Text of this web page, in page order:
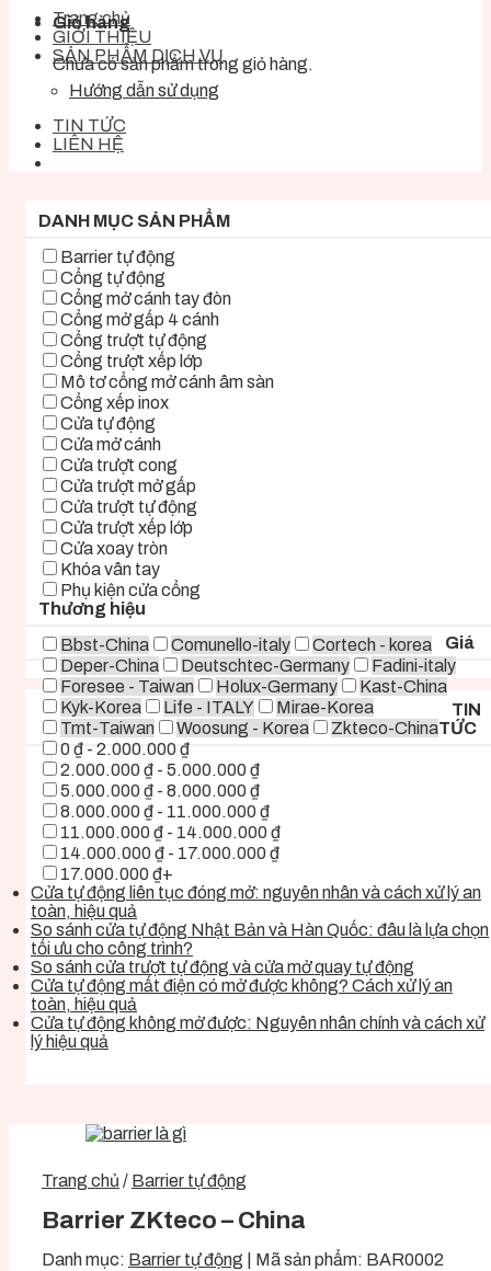
Giỏ hàng
Chưa có sản phẩm trong giỏ hàng.
Trang chủ
GIỚI THIỆU
SẢN PHẨM DỊCH VỤ
Hướng dẫn sử dụng
TIN TỨC
LIÊN HỆ
DANH MỤC SẢN PHẨM
Barrier tự động
Cổng tự động
Cổng mở cánh tay đòn
Cổng mở gấp 4 cánh
Cổng trượt tự động
Cổng trượt xếp lớp
Mô tơ cổng mở cánh âm sàn
Cổng xếp inox
Cửa tự động
Cửa mở cánh
Cửa trượt cong
Cửa trượt mở gấp
Cửa trượt tự động
Cửa trượt xếp lớp
Cửa xoay tròn
Khóa vân tay
Phụ kiện cửa cổng
Thương hiệu
Bbst-China
Comunello-italy
Cortech - korea
Deper-China
Deutschtec-Germany
Fadini-italy
Foresee - Taiwan
Holux-Germany
Kast-China
Kyk-Korea
Life - ITALY
Mirae-Korea
Tmt-Taiwan
Woosung - Korea Zkteco-China
Giá
0 ₫ - 2.000.000 ₫
2.000.000 ₫ - 5.000.000 ₫
5.000.000 ₫ - 8.000.000 ₫
8.000.000 ₫ - 11.000.000 ₫
11.000.000 ₫ - 14.000.000 ₫
14.000.000 ₫ - 17.000.000 ₫
17.000.000 ₫+
TIN
TỨC
Cửa tự động liên tục đóng mở: nguyên nhân và cách xử lý an
toàn, hiệu quả
So sánh cửa tự động Nhật Bản và Hàn Quốc: đâu là lựa chọn
tối ưu cho công trình?
So sánh cửa trượt tự động và cửa mở quay tự động
Cửa tự động mất điện có mở được không? Cách xử lý an
toàn, hiệu quả
Cửa tự động không mở được: Nguyên nhân chính và cách xử
lý hiệu quả
Trang chủ / Barrier tự động
Barrier ZKteco – China
Danh mục: Barrier tự động Mã sản phẩm: BAR0002